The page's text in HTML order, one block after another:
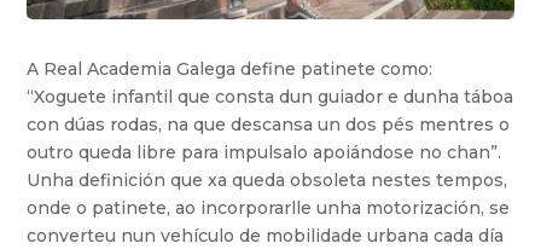
A Real Academia Galega define patinete como:
“Xoguete infantil que consta dun guiador e dunha táboa
con dúas rodas, na que descansa un dos pés mentres o
outro queda libre para impulsalo apoiándose no chan”.
Unha definición que xa queda obsoleta nestes tempos,
onde o patinete, ao incorporarlle unha motorización, se
converteu nun vehículo de mobilidade urbana cada día